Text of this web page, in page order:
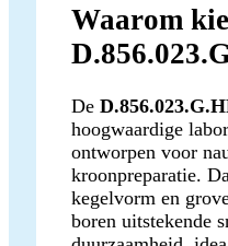
Waarom
De
hoogwaardige
ontworpen voor
kroonpreparatie.
kegelvorm en
boren uitstekende